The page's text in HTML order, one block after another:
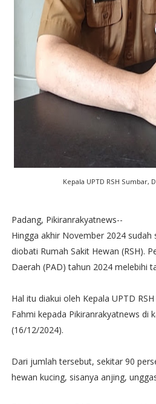
Kepala UPTD RSH Sumbar,
Padang, Pikiranrakyatnews--
Hingga akhir November 2024 sudah
diobati Rumah Sakit Hewan (RSH).
Daerah (PAD) tahun 2024 melebihi
Hal itu diakui oleh Kepala UPTD
Fahmi kepada Pikiranrakyatnews di
(16/12/2024).
Dari jumlah tersebut, sekitar 90
hewan kucing, sisanya anjing,